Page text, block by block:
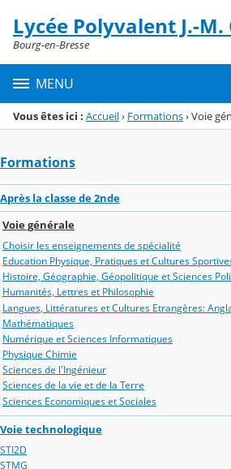
Menu de la rubrique
Contenu
Lycée Polyvalent J.-
Bourg-en-Bresse
MENU
Vous êtes ici : Accueil› Formations›Voie
Formations
Après la classe de 2nde
Voie générale
Choisir les enseignements de spécialité
Education Physique, Pratiques et Cultures
Histoire, Géographie, Géopolitique et Sciences
Humanités, Lettres et Philosophie
Langues, Littératures et Cultures Etrangères:
Mathématiques
Numérique et Sciences Informatiques
Physique Chimie
Sciences de l'Ingénieur
Sciences de la vie et de la Terre
Sciences Economiques et Sociales
Voie technologique
STI2D
STMG